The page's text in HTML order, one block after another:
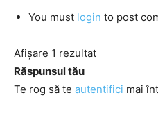
You must login to post
Afișare 1 rezultat
Răspunsul tău
Te rog să te autentifici mai